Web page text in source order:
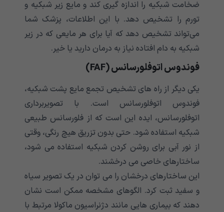
ضخامت شبکیه را اندازه گیری کند و مایع زیر شبکیه و
تورم را تشخیص دهد. با این اطلاعات، پزشک شما
می‌تواند تشخیص دهد که آیا برای هر مایعی که در زیر
شبکیه به دام افتاده نیاز به درمان دارید یا خیر.
فوندوس اتوفلورسانس (FAF)
یکی دیگر از راه های تشخیص تجمع مایع پشت شبکیه،
فوندوس اتوفلورسانس است. با تصویربرداری
اتوفلورسانس، ایده این است که از فلورسانس طبیعی
شبکیه استفاده شود. حتی بدون تزریق هیچ رنگی، وقتی
از نور آبی برای روشن کردن شبکیه استفاده می شود،
ساختارهای خاصی می درخشند.
این ساختارهای درخشان را می توان در یک تصویر سیاه
و سفید ثبت کرد. الگوهای مشخصه ممکن است نشان
دهند که بیماری هایی مانند دژنراسیون ماکولا مرتبط با